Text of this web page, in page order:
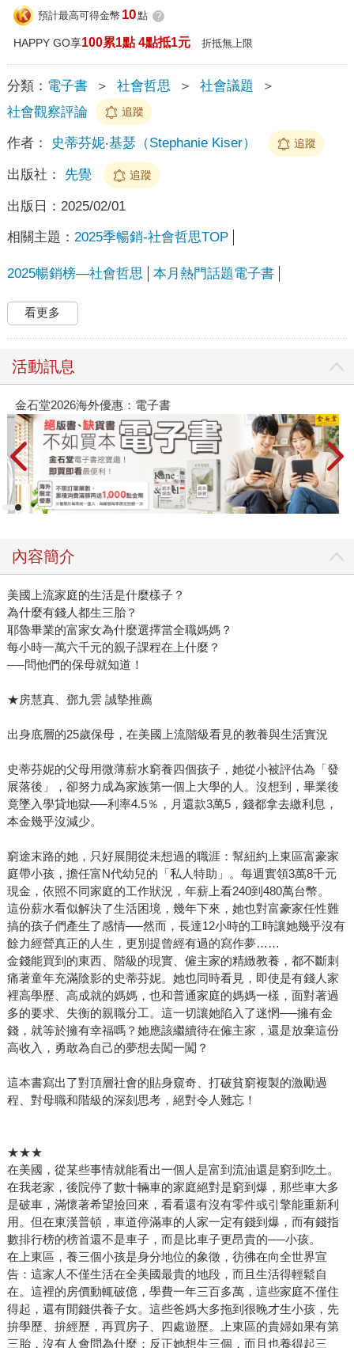
預計最高可得金幣 10點 ?
HAPPY GO享100累1點 4點抵1元 折抵無上限
分類： 電子書 ＞ 社會哲思 ＞ 社會議題
＞
社會觀察評論
追蹤
作者： 史蒂芬妮‧基瑟（Stephanie Kiser） 追蹤
出版社： 先覺 追蹤
出版日： 2025/02/01
相關主題： 2025季暢銷-社會哲思TOP
2025暢銷榜—社會哲思 本月熱門話題電子書
看更多
活動訊息
金石堂2026海外優惠：電子書
內容簡介
美國上流家庭的生活是什麼樣子？
為什麼有錢人都生三胎？
耶魯畢業的富家女為什麼選擇當全職媽媽？
每小時一萬六千元的親子課程在上什麼？
──問他們的保母就知道！
★房慧真、鄧九雲 誠摯推薦
出身底層的25歲保母，在美國上流階級看見的教養與生活實況
史蒂芬妮的父母用微薄薪水窮養四個孩子，她從小被評估為「發
展落後」，卻努力成為家族第一個上大學的人。沒想到，畢業後
竟墜入學貸地獄──利率4.5％，月還款3萬5，錢都拿去繳利息，
本金幾乎沒減少。
窮途末路的她，只好展開從未想過的職涯：幫紐約上東區富豪家
庭帶小孩，擔任富N代幼兒的「私人特助」。每週實領3萬8千元
現金，依照不同家庭的工作狀況，年薪上看240到480萬台幣。
這份薪水看似解決了生活困境，幾年下來，她也對富豪家任性難
搞的孩子們產生了感情──然而，長達12小時的工時讓她幾乎沒有
餘力經營真正的人生，更別提曾經有過的寫作夢……
金錢能買到的東西、階級的現實、僱主家的精緻教養，都不斷刺
痛著童年充滿陰影的史蒂芬妮。她也同時看見，即使是有錢人家
裡高學歷、高成就的媽媽，也和普通家庭的媽媽一樣，面對著過
多的要求、失衡的親職分工。這一切讓她陷入了迷惘──擁有金
錢，就等於擁有幸福嗎？她應該繼續待在僱主家，還是放棄這份
高收入，勇敢為自己的夢想去闖一闖？
這本書寫出了對頂層社會的貼身窺奇、打破貧窮複製的激勵過
程、對母職和階級的深刻思考，絕對令人難忘！
★★★
在美國，從某些事情就能看出一個人是富到流油還是窮到吃土。
在我老家，後院停了數十輛車的家庭絕對是窮到爆，那些車大多
是破車，滿懷著希望撿回來，看看還有沒有零件或引擎能重新利
用。但在東漢普頓，車道停滿車的人家一定有錢到爆，而有錢指
數排行榜的榜首還不是車子，而是比車子更昂貴的──小孩。
在上東區，養三個小孩是身分地位的象徵，彷彿在向全世界宣
告：這家人不僅生活在全美國最貴的地段，而且生活得輕鬆自
在。這裡的房價動輒破億，學費一年三百多萬，這些家庭不僅住
得起，還有閒錢供養子女。這些爸媽大多拖到很晚才生小孩，先
拚學歷、拚經歷，再買房子、四處遊歷。上東區的貴婦如果有第
三胎，沒有人會問為什麼：反正她想生三個，而且也養得起三